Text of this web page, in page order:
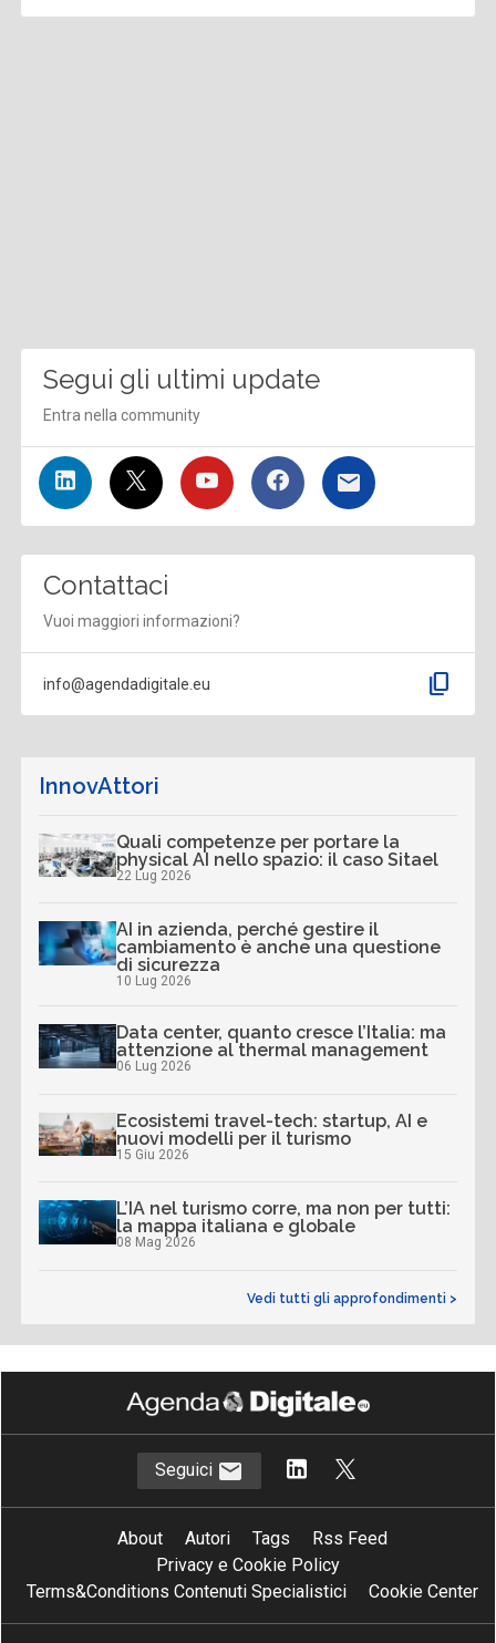
Segui gli ultimi update
Entra nella community
Contattaci
Vuoi maggiori informazioni?
info@agendadigitale.eu content_copy
InnovAttori
Quali competenze per portare la
physical AI nello spazio: il caso Sitael
22 Lug 2026
AI in azienda, perché gestire il
cambiamento è anche una questione
di sicurezza
10 Lug 2026
Data center, quanto cresce l’Italia: ma
attenzione al thermal management
06 Lug 2026
Ecosistemi travel-tech: startup, AI e
nuovi modelli per il turismo
15 Giu 2026
L’IA nel turismo corre, ma non per tutti:
la mappa italiana e globale
08 Mag 2026
Vedi tutti gli approfondimenti >
Seguici
About Autori Tags
Rss Feed
Privacy e Cookie Policy
Terms&Conditions Contenuti Specialistici
Cookie Center